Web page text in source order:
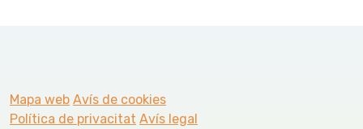
Mapa web Avís de cookies
Política de privacitat Avís legal